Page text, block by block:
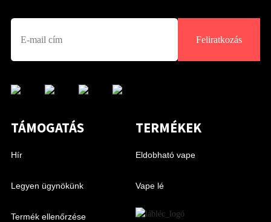
Feliratkozás
TÁMOGATÁS
Hír
Legyen ügynökünk
Termék ellenőrzése
TERMÉKEK
Eldobható vape
Vape lé